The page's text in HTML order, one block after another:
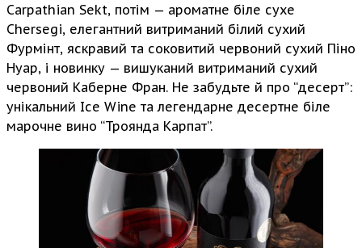
Carpathian Sekt, потім — ароматне біле сухе
Chersegi, елегантний витриманий білий сухий
Фурмінт, яскравий та соковитий червоний сухий Піно
Нуар, і новинку — вишуканий витриманий сухий
червоний Каберне Фран. Не забудьте й про “десерт”:
унікальний Ice Wine та легендарне десертне біле
марочне вино “Троянда Карпат”.